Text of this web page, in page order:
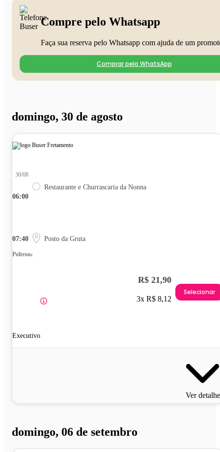
Compre pelo Whatsapp
Faça sua reserva pelo Whatsapp com ajuda de um
Comprar pelo WhatsApp
domingo, 30 de agosto
06:00
30/08
Restaurante e Churrascaria da Nonna
07:40 Posto da Gruta
Poltrona
Executivo
R$ 21,90
3x R$ 8,12
Selecionar
Ver
domingo, 06 de setembro